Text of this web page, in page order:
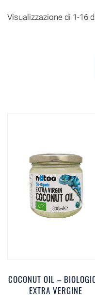
Visualizzazione di 1-16
COCONUT OIL –
EXTRA VERGINE